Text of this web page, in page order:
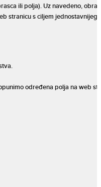
ili polja). Uz navedeno,
stranicu s ciljem jednostavnijeg
određena polja na web